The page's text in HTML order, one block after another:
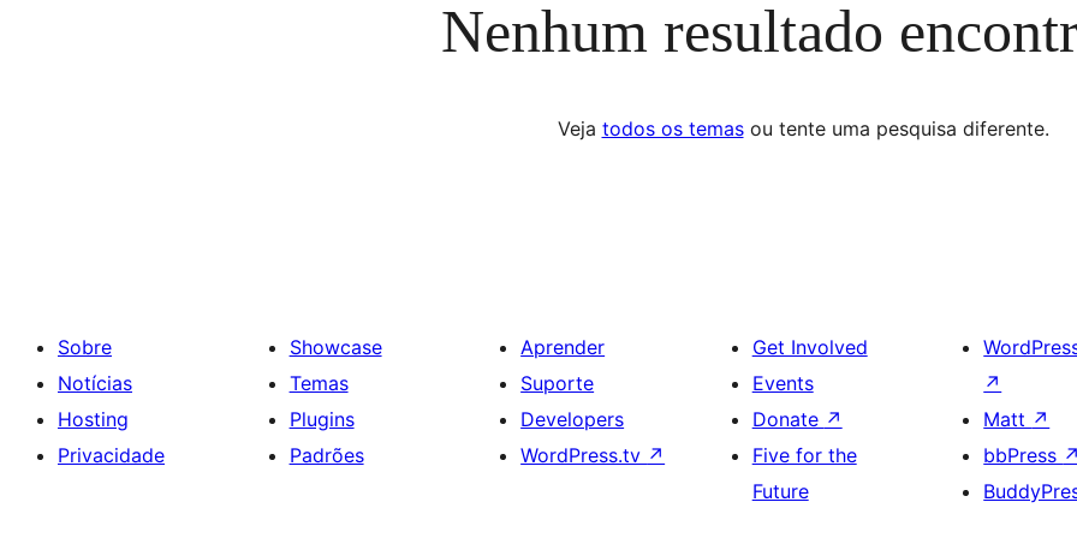
Nenhum resultado
Veja todos os temasou tente uma pesquisa diferente.
Sobre
Notícias
Hosting
Privacidade
Showcase
Temas
Plugins
Padrões
Aprender
Suporte
Developers
WordPress.tv ↗
Get Involved
Events
Donate ↗
Five for the
Future
↗
Matt ↗
bbPress ↗